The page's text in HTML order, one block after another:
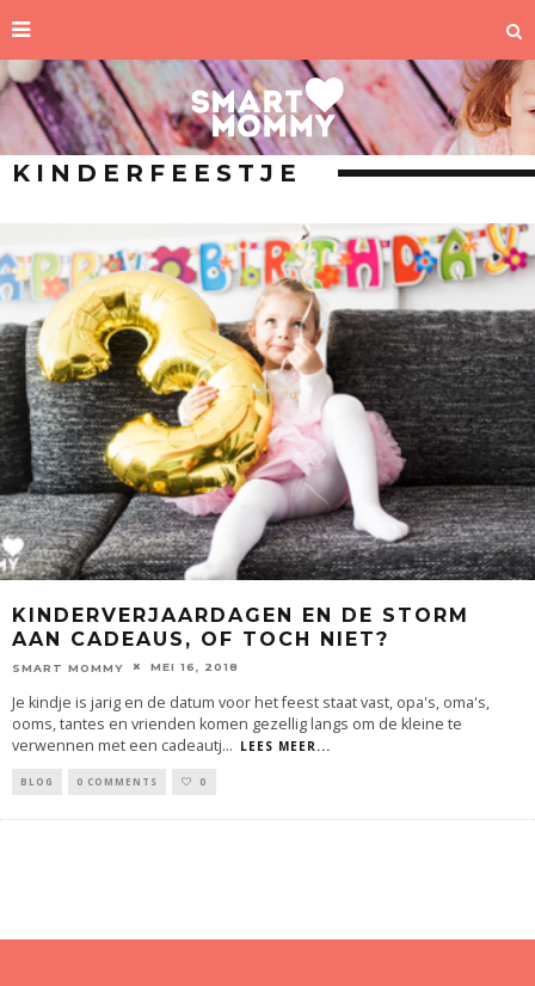
KINDERFEESTJE
KINDERVERJAARDAGEN EN DE STORM
AAN CADEAUS, OF TOCH NIET?
SMART MOMMY MEI 16, 2018
Je kindje is jarig en de datum voor het feest staat vast, opa's, oma's,
ooms, tantes en vrienden komen gezellig langs om de kleine te
verwennen met een cadeautj... LEES MEER...
BLOG 0 COMMENTS 0